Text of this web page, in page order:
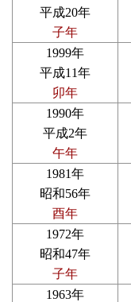
平成20年
子年
1999年
平成11年
卯年
1990年
平成2年
午年
1981年
昭和56年
酉年
1972年
昭和47年
子年
1963年